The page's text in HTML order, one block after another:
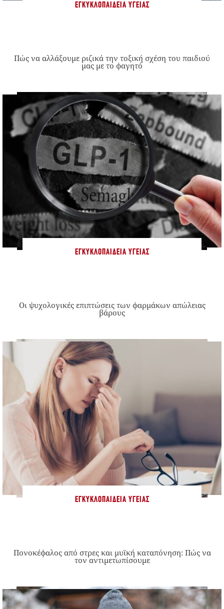
ΕΓΚΥΚΛΟΠΑΊΔΕΙΑ ΥΓΕΊΑΣ
Πώς να αλλάξουμε ριζικά την τοξική σχέση του παιδιού
μας με το φαγητό
ΕΓΚΥΚΛΟΠΑΊΔΕΙΑ ΥΓΕΊΑΣ
Οι ψυχολογικές επιπτώσεις των φαρμάκων απώλειας
βάρους
ΕΓΚΥΚΛΟΠΑΊΔΕΙΑ ΥΓΕΊΑΣ
Πονοκέφαλος από στρες και μυϊκή καταπόνηση: Πώς να
τον αντιμετωπίσουμε